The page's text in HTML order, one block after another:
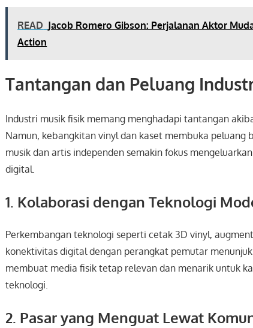
READ Jacob Romero Gibson: Perjalanan Aktor
Action
Tantangan dan Peluang
Industri musik fisik memang menghadapi tantangan
Namun, kebangkitan vinyl dan kaset membuka peluang
musik dan artis independen semakin fokus
digital.
1. Kolaborasi dengan Teknologi
Perkembangan teknologi seperti cetak 3D vinyl,
konektivitas digital dengan perangkat pemutar
membuat media fisik tetap relevan dan menarik untuk
teknologi.
2. Pasar yang Menguat Lewat